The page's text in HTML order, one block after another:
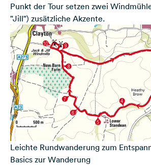
Punkt der Tour setzen zwei
"Jill") zusätzliche Akzente.
Leichte Rundwanderung zum
Basics zur Wanderung